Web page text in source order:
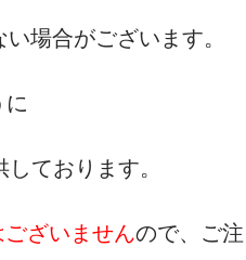
場合がございます。
に
ております。
ざいませんので、ご注